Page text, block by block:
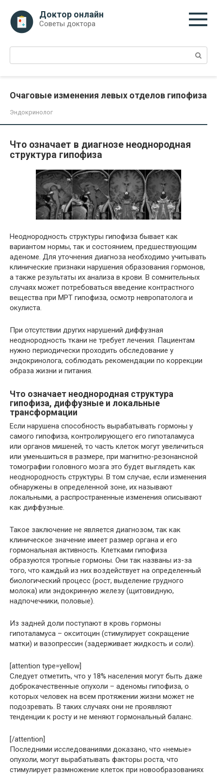
контенту
Доктор онлайн
Советы доктора
Поиск:
Очаговые изменения левых отделов гипофиза
Эндокринолог
Что означает в диагнозе неоднородная
структура гипофиза
Неоднородность структуры гипофиза бывает как
вариантом нормы, так и состоянием, предшествующим
аденоме. Для уточнения диагноза необходимо учитывать
клинические признаки нарушения образования гормонов,
а также результаты их анализа в крови. В сомнительных
случаях может потребоваться введение контрастного
вещества при МРТ гипофиза, осмотр невропатолога и
окулиста.
При отсутствии других нарушений диффузная
неоднородность ткани не требует лечения. Пациентам
нужно периодически проходить обследование у
эндокринолога, соблюдать рекомендации по коррекции
образа жизни и питания.
Что означает неоднородная структура
гипофиза, диффузные и локальные
трансформации
Если нарушена способность вырабатывать гормоны у
самого гипофиза, контролирующего его гипоталамуса
или органов мишеней, то часть клеток могут увеличиться
или уменьшиться в размере, при магнитно-резонансной
томографии головного мозга это будет выглядеть как
неоднородность структуры. В том случае, если изменения
обнаружены в определенной зоне, их называют
локальными, а распространенные изменения описывают
как диффузные.
Такое заключение не является диагнозом, так как
клиническое значение имеет размер органа и его
гормональная активность. Клетками гипофиза
образуются тропные гормоны. Они так названы из-за
того, что каждый из них воздействует на определенный
биологический процесс (рост, выделение грудного
молока) или эндокринную железу (щитовидную,
надпочечники, половые).
Из задней доли поступают в кровь гормоны
гипоталамуса – окситоцин (стимулирует сокращение
матки) и вазопрессин (задерживает жидкость и соли).
[attention type=yellow]
Следует отметить, что у 18% населения могут быть даже
доброкачественные опухоли – аденомы гипофиза, о
которых человек на всем протяжении жизни может не
подозревать. В таких случаях они не проявляют
тенденции к росту и не меняют гормональный баланс.
[/attention]
Последними исследованиями доказано, что «немые»
опухоли, могут вырабатывать факторы роста, что
стимулирует размножение клеток при новообразованиях